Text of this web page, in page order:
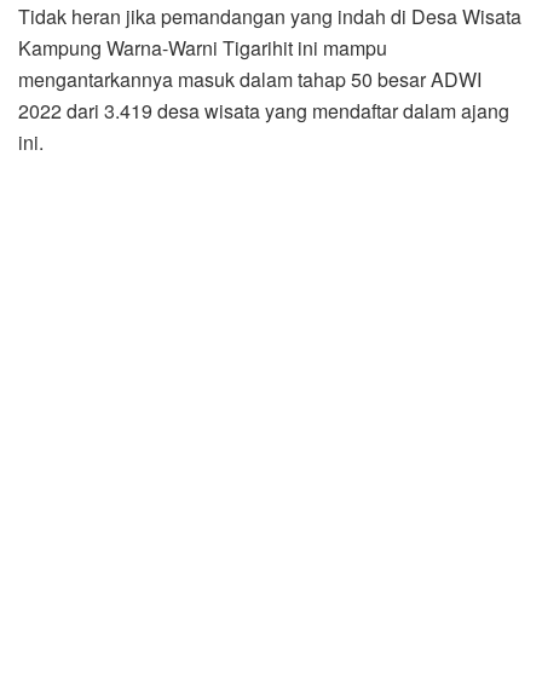
Tidak heran jika pemandangan yang indah di Desa Wisata
Kampung Warna-Warni Tigarihit ini mampu
mengantarkannya masuk dalam tahap 50 besar ADWI
2022 dari 3.419 desa wisata yang mendaftar dalam ajang
ini.